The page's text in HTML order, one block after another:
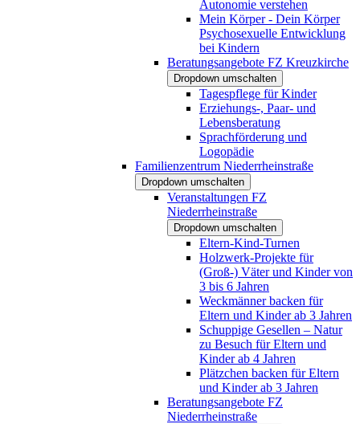
Autonomie verstehen
Mein Körper - Dein Körper
Psychosexuelle Entwicklung
bei Kindern
Beratungsangebote FZ Kreuzkirche
Dropdown umschalten
Tagespflege für Kinder
Erziehungs-, Paar- und
Lebensberatung
Sprachförderung und
Logopädie
Familienzentrum Niederrheinstraße
Dropdown umschalten
Veranstaltungen FZ
Niederrheinstraße
Dropdown umschalten
Eltern-Kind-Turnen
Holzwerk-Projekte für
(Groß-) Väter und Kinder von
3 bis 6 Jahren
Weckmänner backen für
Eltern und Kinder ab 3 Jahren
Schuppige Gesellen – Natur
zu Besuch für Eltern und
Kinder ab 4 Jahren
Plätzchen backen für Eltern
und Kinder ab 3 Jahren
Beratungsangebote FZ
Niederrheinstraße